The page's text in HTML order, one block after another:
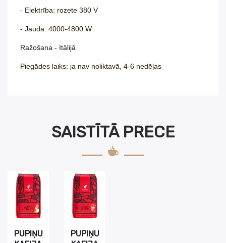
- Elektrība: rozete 380 V
- Jauda: 4000-4800 W
Ražošana - Itālijā
Piegādes laiks: ja nav noliktavā, 4-6 nedēļas
SAISTĪTĀ PRECE
PUPIŅU
PUPIŅU